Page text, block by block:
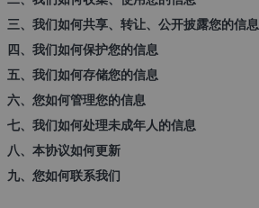
三、我们如何共享、转让、公开披露您的信息
四、我们如何保护您的信息
五、我们如何存储您的信息
六、您如何管理您的信息
七、我们如何处理未成年人的信息
八、本协议如何更新
九、您如何联系我们